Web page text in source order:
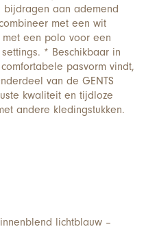
bijdragen aan ademend
met een wit
een polo voor een
* Beschikbaar in
pasvorm vindt,
van de GENTS
kwaliteit en tijdloze
andere kledingstukken.
lichtblauw –